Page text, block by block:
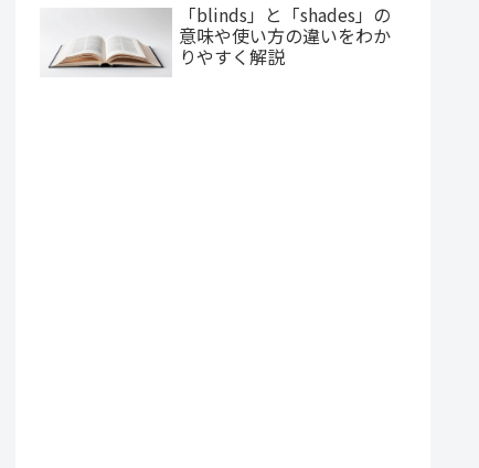
「blinds」と「shades」の
意味や使い方の違いをわか
りやすく解説